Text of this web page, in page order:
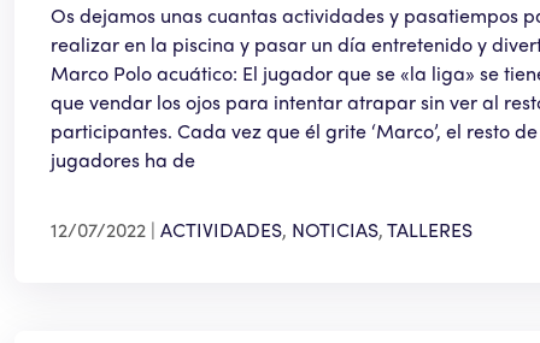
Os dejamos unas cuantas actividades y pasatiempos
realizar en la piscina y pasar un día entretenido y
Marco Polo acuático: El jugador que se «la liga» se
que vendar los ojos para intentar atrapar sin ver al
participantes. Cada vez que él grite ‘Marco’, el resto de
jugadores ha de
12/07/2022 ACTIVIDADES, NOTICIAS,TALLERES